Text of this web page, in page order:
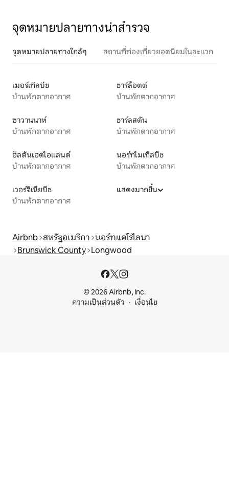
จุดหมายปลายทางน่าสำรวจ
จุดหมายปลายทางใกล้ๆ สถานที่ท่องเที่ยวยอดนิยมในละแวก
เมอร์เทิลบีช
บ้านพักตากอากาศ
ชาร์ล็อตต์
บ้านพักตากอากาศ
ซาวานนาห์
บ้านพักตากอากาศ
ชาร์ลสตัน
บ้านพักตากอากาศ
ฮิลตันเฮดไอแลนด์
บ้านพักตากอากาศ
นอร์ทไมเทิลบีช
บ้านพักตากอากาศ
เวอร์จิเนียบีช
บ้านพักตากอากาศ
แสดงมากขึ้น
Airbnb สหรัฐอเมริกา นอร์ทแคโรไลนา
Brunswick County Longwood
© 2026 Airbnb, Inc.
ความเป็นส่วนตัว
เงื่อนไข